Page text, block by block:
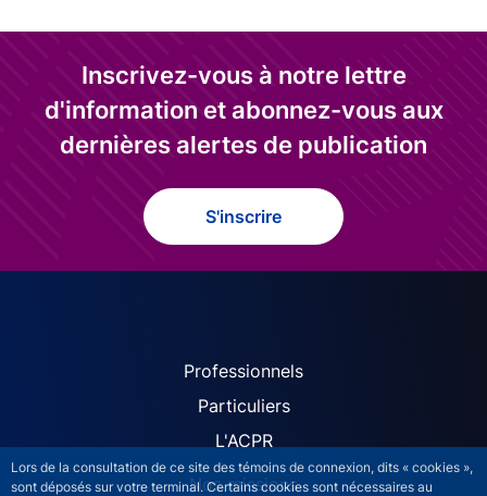
Lors de la consultation de ce site des témoins de connexion, dits « cookies »,
sont déposés sur votre terminal. Certains cookies sont nécessaires au
Inscrivez-vous à notre lettre
d'information et abonnez-vous aux
dernières alertes de publication
S'inscrire
ACPR site navigation
Professionnels
Particuliers
L'ACPR
Nos missions